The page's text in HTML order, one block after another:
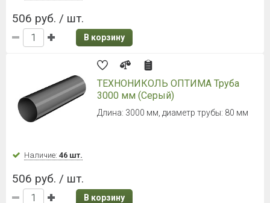
506 руб. / шт.
В корзину
ТЕХНОНИКОЛЬ ОПТИМА Труба
3000 мм (Серый)
Длина: 3000 мм, диаметр трубы: 80 мм
Наличие: 46 шт.
506 руб. / шт.
В корзину